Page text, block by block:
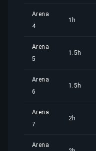
Arena
4
1h
Arena
5
1.5h
Arena
6
1.5h
Arena
7
2h
Arena